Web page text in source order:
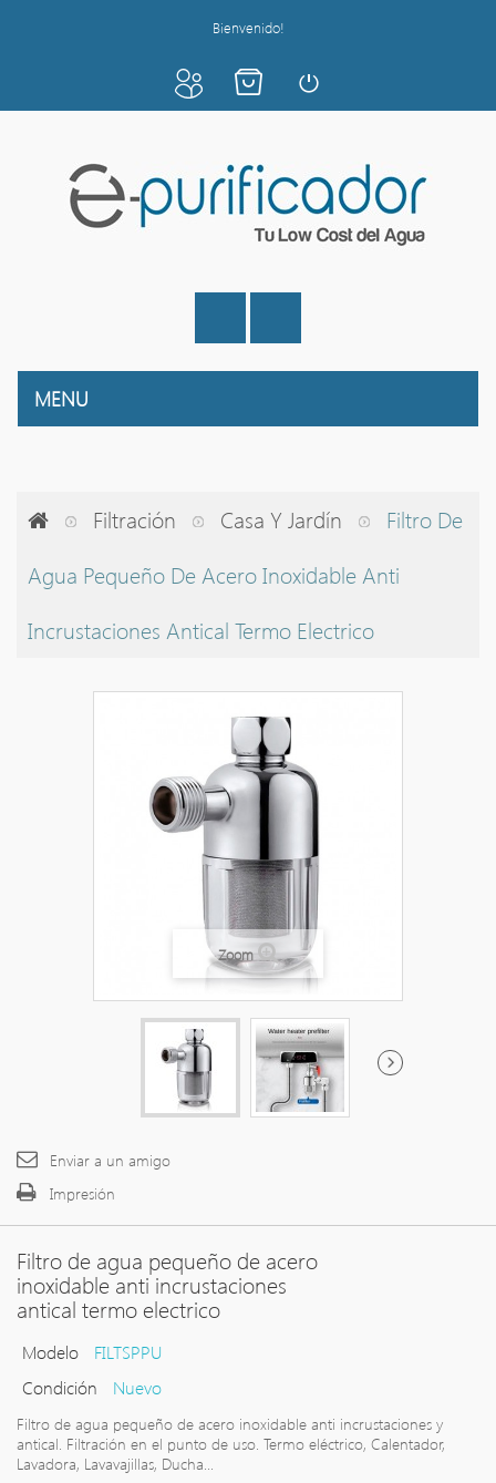
Bienvenido!
MENU
Filtración Casa Y Jardín
Filtro De
Agua Pequeño De Acero Inoxidable Anti
Incrustaciones Antical Termo Electrico
Zoom
Enviar a un amigo
Impresión
Filtro de agua pequeño de acero
inoxidable anti incrustaciones
antical termo electrico
Modelo
FILTSPPU
Condición
Nuevo
Filtro de agua pequeño de acero inoxidable anti incrustaciones y
antical. Filtración en el punto de uso. Termo eléctrico, Calentador,
Lavadora, Lavavajillas, Ducha...